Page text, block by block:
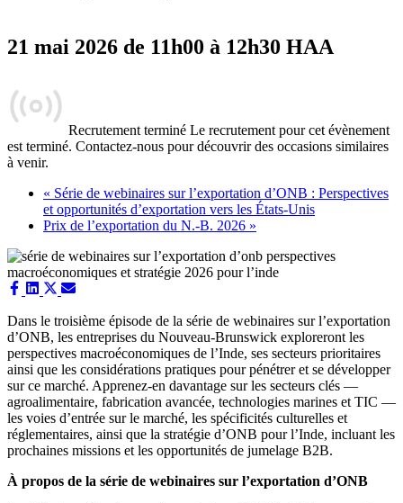
21 mai 2026 de 11h00 à 12h30 HAA
Recrutement terminé Le recrutement pour cet évènement
est terminé. Contactez-nous pour découvrir des occasions similaires
à venir.
« Série de webinaires sur l’exportation d’ONB : Perspectives
et opportunités d’exportation vers les États-Unis
Prix de l’exportation du N.-B. 2026 »
Share
Facebook
Share
LinkedIn
Share
X
(Twitter)
Share
Email
Dans le troisième épisode de la série de webinaires sur l’exportation
d’ONB, les entreprises du Nouveau‑Brunswick exploreront les
perspectives macroéconomiques de l’Inde, ses secteurs prioritaires
ainsi que les considérations pratiques pour pénétrer et se développer
sur ce marché. Apprenez-en davantage sur les secteurs clés —
agroalimentaire, fabrication avancée, technologies marines et TIC —
les voies d’entrée sur le marché, les spécificités culturelles et
réglementaires, ainsi que la stratégie d’ONB pour l’Inde, incluant les
prochaines missions et les opportunités de jumelage B2B.
À propos de la série de webinaires sur l’exportation d’ONB